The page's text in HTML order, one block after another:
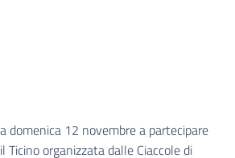
domenica 12 novembre a partecipare
organizzata dalle Ciaccole di